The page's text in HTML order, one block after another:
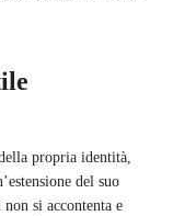
propria identità,
del suo
si accontenta e